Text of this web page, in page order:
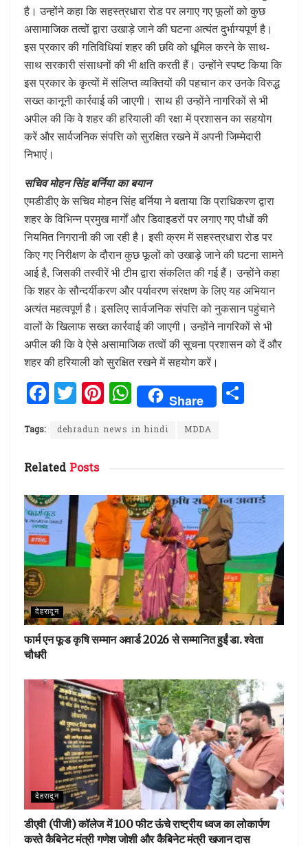
है। उन्होंने कहा कि सहस्त्रधारा रोड पर लगाए गए फूलों को कुछ
असामाजिक तत्वों द्वारा उखाड़े जाने की घटना अत्यंत दुर्भाग्यपूर्ण है।
इस प्रकार की गतिविधियां शहर की छवि को धूमिल करने के साथ-
साथ सरकारी संसाधनों की भी क्षति करती हैं। उन्होंने स्पष्ट किया कि
इस प्रकार के कृत्यों में संलिप्त व्यक्तियों की पहचान कर उनके विरुद्ध
सख्त कानूनी कार्रवाई की जाएगी। साथ ही उन्होंने नागरिकों से भी
अपील की कि वे शहर की हरियाली की रक्षा में प्रशासन का सहयोग
करें और सार्वजनिक संपत्ति को सुरक्षित रखने में अपनी जिम्मेदारी
निभाएं।
सचिव मोहन सिंह बर्निया का बयान
एमडीडीए के सचिव मोहन सिंह बर्निया ने बताया कि प्राधिकरण द्वारा
शहर के विभिन्न प्रमुख मार्गों और डिवाइडरों पर लगाए गए पौधों की
नियमित निगरानी की जा रही है। इसी क्रम में सहस्त्रधारा रोड पर
किए गए निरीक्षण के दौरान कुछ फूलों को उखाड़े जाने की घटना सामने
आई है, जिसकी तस्वीरें भी टीम द्वारा संकलित की गई हैं। उन्होंने कहा
कि शहर के सौन्दर्यीकरण और पर्यावरण संरक्षण के लिए यह अभियान
अत्यंत महत्वपूर्ण है। इसलिए सार्वजनिक संपत्ति को नुकसान पहुंचाने
वालों के खिलाफ सख्त कार्रवाई की जाएगी। उन्होंने नागरिकों से भी
अपील की कि वे ऐसे असामाजिक तत्वों की सूचना प्रशासन को दें और
शहर की हरियाली को सुरक्षित रखने में सहयोग करें।
F
a
ce
b
o
o
k
T
w
it
te
r
Pi
n
te
W
h
at
p
p
Share
Tags: dehradun news in hindi MDDA
RelatedPosts
देहरादून
फार्म एन फूड कृषि सम्मान अवार्ड 2026 से सम्मानित हुईं डा. श्वेता
चौधरी
देहरादून
डीएवी (पीजी) कॉलेज में 100 फीट ऊंचे राष्ट्रीय ध्वज का लोकार्पण
करते कैबिनेट मंत्री गणेश जोशी और कैबिनेट मंत्री खजान दास